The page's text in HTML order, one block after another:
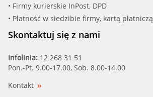
• Firmy kurierskie InPost, DPD
• Płatność w siedzibie firmy, kartą płatniczą
Skontaktuj się z nami
Infolinia: 12 268 31 51
Pon.-Pt. 9.00-17.00, Sob. 8.00-14.00
Kontakt